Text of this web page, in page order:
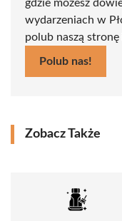
gdzie możesz
wydarzeniach w
polub naszą stronę
Polub nas!
Zobacz Także